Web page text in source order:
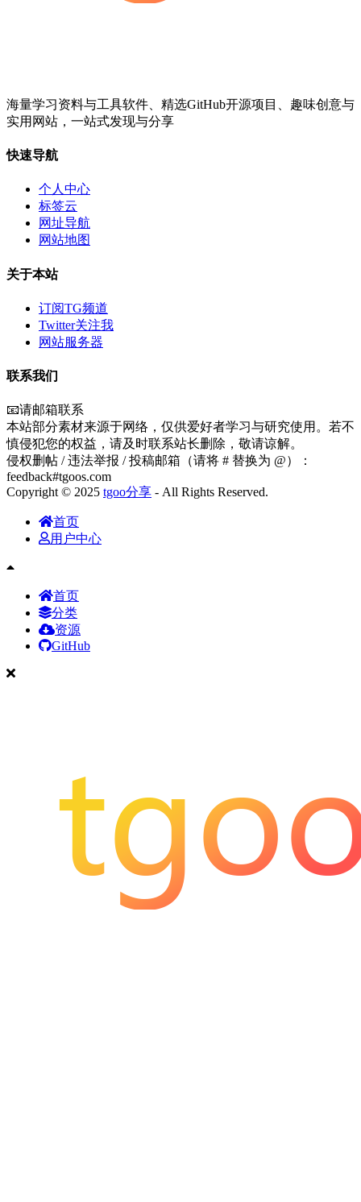
海量学习资料与工具软件、精选GitHub开源项目、趣味创意与
实用网站，一站式发现与分享
快速导航
个人中心
标签云
网址导航
网站地图
关于本站
订阅TG频道
Twitter关注我
网站服务器
联系我们
📧请邮箱联系
本站部分素材来源于网络，仅供爱好者学习与研究使用。若不
慎侵犯您的权益，请及时联系站长删除，敬请谅解。
侵权删帖 / 违法举报 / 投稿邮箱（请将 # 替换为 @）：
feedback#tgoos.com
Copyright © 2025 tgoo分享 - All Rights Reserved.
首页
用户中心
首页
分类
资源
GitHub